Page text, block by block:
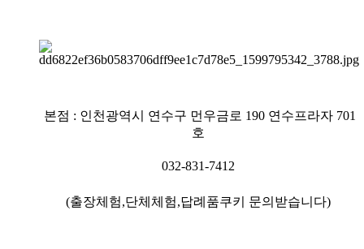
본점 : 인천광역시 연수구 먼우금로 190 연수프라자 701
호
032-831-7412
(출장체험,단체체험,답례품쿠키 문의받습니다)